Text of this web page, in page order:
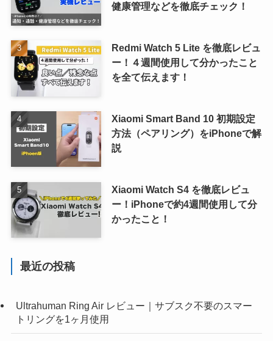
健康管理などを徹底チェック！
Redmi Watch 5 Lite を徹底レビュ
ー！４週間使用して分かったこと
を全て伝えます！
Xiaomi Smart Band 10 初期設定
方法（ペアリング）をiPhoneで解
説
Xiaomi Watch S4 を徹底レビュ
ー！iPhoneで約4週間使用して分
かったこと！
最近の投稿
Ultrahuman Ring Air レビュー｜サブスク不要のスマー
トリングを1ヶ月使用